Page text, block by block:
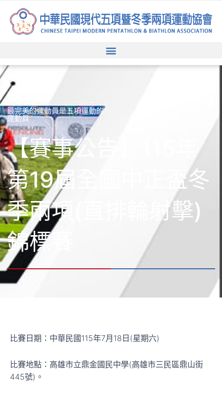
最完美的運動員是五項運動的
運動員
【賽事公告】115年
第19屆全國中正盃冬
季兩項(直排輪射擊)
錦標賽
比賽日期：中華民國115年7月18日(星期六)
比賽地點：高雄市立鼎金國民中學(高雄市三民區鼎山街
445號)。